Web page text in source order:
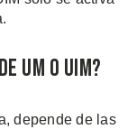
O UIM?
depende de las